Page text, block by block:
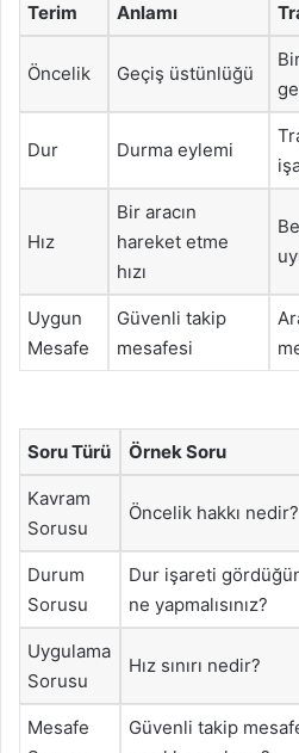
Terim Anlamı
Öncelik Geçiş üstünlüğü
Dur Durma eylemi
Hız
Bir aracın
hareket etme
hızı
Uygun
Mesafe
Güvenli takip
mesafesi
Soru Türü Örnek Soru
Kavram
Sorusu
Öncelik hakkı nedir?
Durum
Sorusu
Dur işareti
ne yapmalısınız?
Uygulama
Sorusu
Hız sınırı nedir?
Mesafe
Güvenli takip